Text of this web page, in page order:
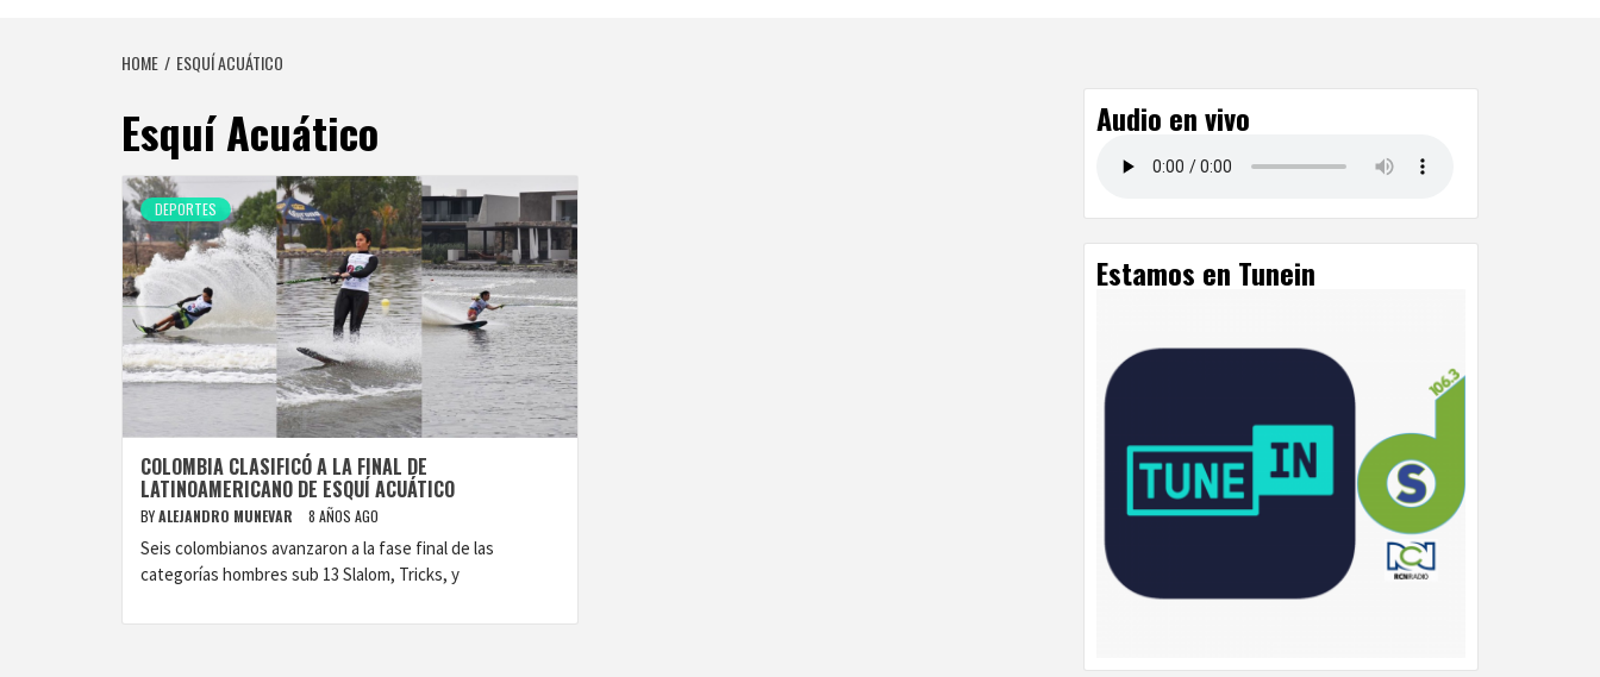
HOME ESQUÍ ACUÁTICO
Esquí Acuático
DEPORTES
COLOMBIA CLASIFICÓ A LA FINAL DE
LATINOAMERICANO DE ESQUÍ ACUÁTICO
BYALEJANDRO MUNEVAR 8 AÑOS AGO
Seis colombianos avanzaron a la fase final de las
categorías hombres sub 13 Slalom, Tricks, y
Audio en vivo
Estamos en Tunein